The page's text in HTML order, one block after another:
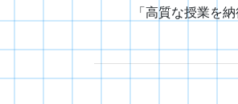
「高質な授業を